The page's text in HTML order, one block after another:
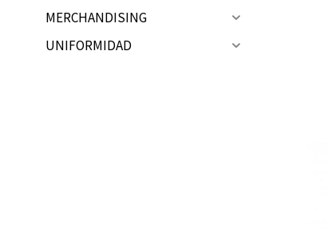
MERCHANDISING
UNIFORMIDAD